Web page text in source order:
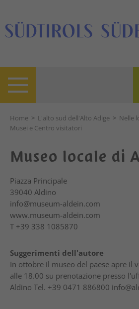
Home > L'alto sud dell'Alto Adige > Nelle
Musei e Centro visitatori
Museo locale di
Piazza Principale
39040 Aldino
info@museum-aldein.com
www.museum-aldein.com
T +39 338 1085870
Suggerimenti dell'autore
In ottobre il museo del paese apre il
alle 18.00 su prenotazione presso
Aldino Tel. +39 0471 886800